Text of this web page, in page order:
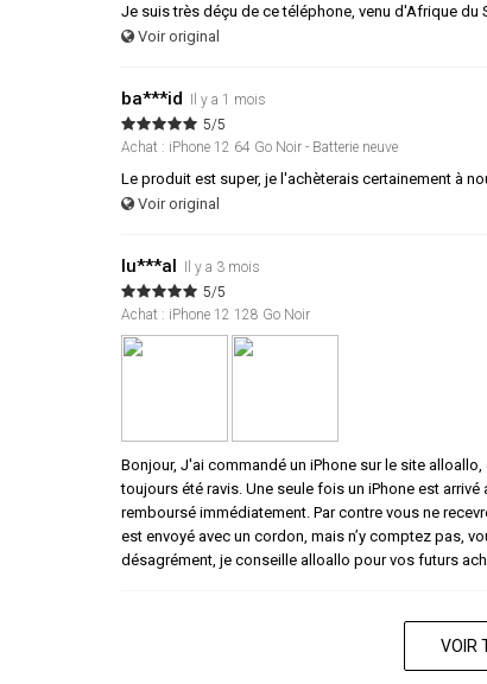
Je suis très déçu de ce téléphone, venu d'Afrique du
Voir original
ba***id Il y a 1 mois
5/5
Achat : iPhone 12 64 Go Noir - Batterie neuve
Le produit est super, je l'achèterais certainement à
Voir original
lu***al Il y a 3 mois
5/5
Achat : iPhone 12 128 Go Noir
Bonjour, J'ai commandé un iPhone sur le site
toujours été ravis. Une seule fois un iPhone est arrivé
remboursé immédiatement. Par contre vous ne
est envoyé avec un cordon, mais n’y comptez pas,
désagrément, je conseille alloallo pour vos futurs
VOIR